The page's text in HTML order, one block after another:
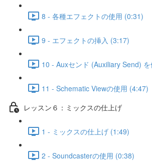
8 - 各種エフェクトの使用 (0:31)
9 - エフェクトの挿入 (3:17)
10 - Auxセンド (Auxiliary Send)
11 - Schematic Viewの使用 (4:47)
レッスン６：ミックスの仕上げ
1 - ミックスの仕上げ (1:49)
2 - Soundcasterの使用 (0:38)